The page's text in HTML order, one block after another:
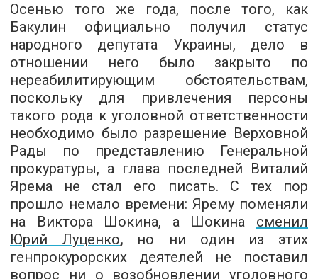
Осенью того же года, после того, как
Бакулин официально получил статус
народного депутата Украины, дело в
отношении него было закрыто по
нереабилитирующим обстоятельствам,
поскольку для привлечения персоны
такого рода к уголовной ответственности
необходимо было разрешение Верховной
Рады по представлению Генеральной
прокуратуры, а глава последней Виталий
Ярема не стал его писать. С тех пор
прошло немало времени: Ярему поменяли
на Виктора Шокина, а Шокина сменил
Юрий Луценко, но ни один из этих
генпрокурорских деятелей не поставил
вопрос ни о возобновлении уголовного